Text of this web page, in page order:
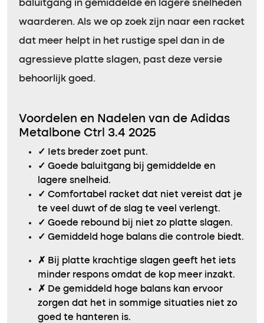
baluitgang in gemiddelde en lagere snelheden
waarderen. Als we op zoek zijn naar een racket
dat meer helpt in het rustige spel dan in de
agressieve platte slagen, past deze versie
behoorlijk goed.
Voordelen en Nadelen van de Adidas
Metalbone Ctrl 3.4 2025
✓
Iets breder zoet punt.
✓ Goede baluitgang bij gemiddelde en
lagere snelheid.
✓ Comfortabel racket dat niet vereist dat je
te veel duwt of de slag te veel verlengt.
✓ Goede rebound bij niet zo platte slagen.
✓ Gemiddeld hoge balans die controle biedt.
✗ Bij platte krachtige slagen geeft het iets
minder respons omdat de kop meer inzakt.
✗ De gemiddeld hoge balans kan ervoor
zorgen dat het in sommige situaties niet zo
goed te hanteren is.